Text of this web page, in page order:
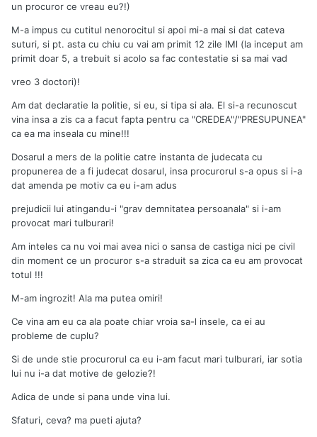
un procuror ce vreau eu?!)
M-a impus cu cutitul nenorocitul si apoi mi-a mai si dat cateva
suturi, si pt. asta cu chiu cu vai am primit 12 zile IMl (la inceput am
primit doar 5, a trebuit si acolo sa fac contestatie si sa mai vad
vreo 3 doctori)!
Am dat declaratie la politie, si eu, si tipa si ala. El si-a recunoscut
vina insa a zis ca a facut fapta pentru ca "CREDEA"/"PRESUPUNEA"
ca ea ma inseala cu mine!!!
Dosarul a mers de la politie catre instanta de judecata cu
propunerea de a fi judecat dosarul, insa procurorul s-a opus si i-a
dat amenda pe motiv ca eu i-am adus
prejudicii lui atingandu-i "grav demnitatea persoanala" si i-am
provocat mari tulburari!
Am inteles ca nu voi mai avea nici o sansa de castiga nici pe civil
din moment ce un procuror s-a straduit sa zica ca eu am provocat
totul !!!
M-am ingrozit! Ala ma putea omiri!
Ce vina am eu ca ala poate chiar vroia sa-l insele, ca ei au
probleme de cuplu?
Si de unde stie procurorul ca eu i-am facut mari tulburari, iar sotia
lui nu i-a dat motive de gelozie?!
Adica de unde si pana unde vina lui.
Sfaturi, ceva? ma pueti ajuta?